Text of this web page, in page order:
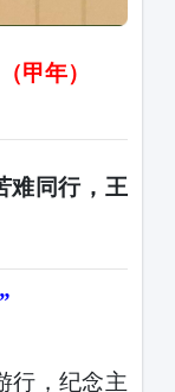
（甲年）
难同行，王
行，纪念主